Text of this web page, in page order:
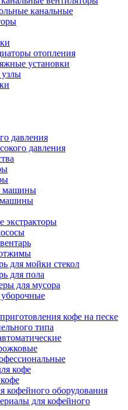
канальные
отопления
установки
давления
давления
машины
экстракторы
для мойки стекол
для пола
для мусора
кофе на песке
типа
кофе
кофейного оборудования
для кофейного